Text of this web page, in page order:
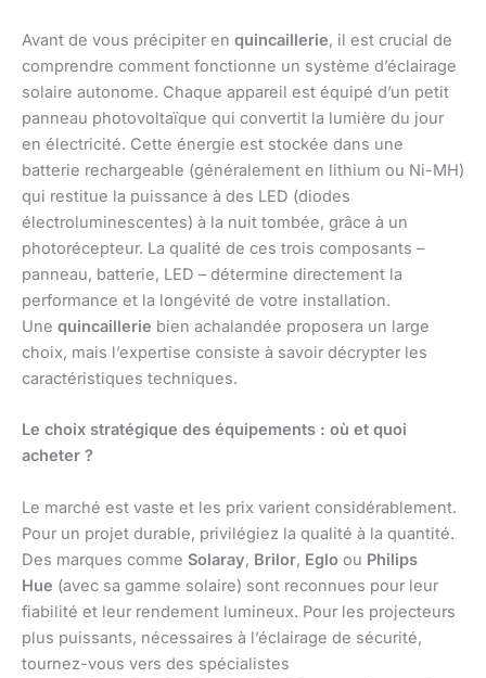
Avant de vous précipiter en quincaillerie, il est crucial de
comprendre comment fonctionne un système d’éclairage
solaire autonome. Chaque appareil est équipé d’un petit
panneau photovoltaïque qui convertit la lumière du jour
en électricité. Cette énergie est stockée dans une
batterie rechargeable (généralement en lithium ou Ni-MH)
qui restitue la puissance à des LED (diodes
électroluminescentes) à la nuit tombée, grâce à un
photorécepteur. La qualité de ces trois composants –
panneau, batterie, LED – détermine directement la
performance et la longévité de votre installation.
Une quincaillerie bien achalandée proposera un large
choix, mais l’expertise consiste à savoir décrypter les
caractéristiques techniques.
Le choix stratégique des équipements : où et quoi
acheter ?
Le marché est vaste et les prix varient considérablement.
Pour un projet durable, privilégiez la qualité à la quantité.
Des marques comme Solaray, Brilor, Eglo ou Philips
Hue (avec sa gamme solaire) sont reconnues pour leur
fiabilité et leur rendement lumineux. Pour les projecteurs
plus puissants, nécessaires à l’éclairage de sécurité,
tournez-vous vers des spécialistes